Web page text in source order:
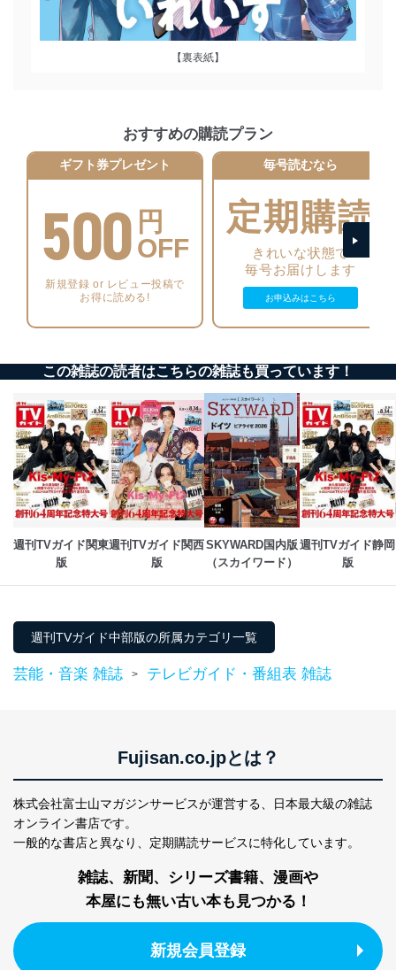
絡ください。
適切、かつ迅速に対応させていただきます。
株式会社富士山マガジンサービス 個人情報問い合わせ
cs@fujisan.co.jp
改訂：2025年2月20日
制定：2005年4月1日
株式会社富士山マガジンサービス
個人情報の取扱いについて
１．個人情報保護管理者
当社は以下の個人情報保護管理者を設置し、個人情報保
護管理者の責任のもと、個人情報を取得・アクセス・利
用・提供・管理いたします。
東京都渋谷区南平台町16-11
株式会社富士山マガジンサービス
代表取締役会長 西野 伸一郎
個人情報保護管理者: 経営管理グループディレクター 前
田 嘉也
２．利用目的
当社が取り扱う開示対象個人情報の利用目的は次のとお
りです。
No
個人情報の種類 利用目的
1
ービス等をご利用
の方の個人情報
購入商品の配送のため
商品代金回収のため
ｅメール等による商品、サービ
のため
個人が特定できない形で取得した
閲覧履歴や購買履歴等の情報を分
析して、趣味・嗜好に
質向上のため
3
当社カスタマーQ＆
Aサービス利用者
ｅメール等によるカスタマーQ＆A
ため
ス、キャンペーン等の広告に関す
るご案内のため
採用応募者の方の
当社の従業者の個
人事、総務などの雇用管理等のた
め
【裏表紙】
おすすめの購読プラン
ギフト券プレゼント
500 円
OFF
新規登録 or レビュー投稿で
お得に読める!
毎号読むなら
定期購読
きれいな状態で
毎号お届けします
お申込みはこちら
この雑誌の読者はこちらの雑誌も買っています！
週刊TVガイド関東
版
週刊TVガイド関西
版
SKYWARD国内版
（スカイワード）
週刊TVガイド静岡
版
週刊TVガイド中部版の所属カテゴリ一覧
芸能・音楽 雑誌 > テレビガイド・番組表 雑誌
Fujisan.co.jpとは？
株式会社富士山マガジンサービスが運営する、
日本最大級の雑誌
オンライン書店です。
一般的な書店と異なり、 定期購読サービスに特化しています。
雑誌、新聞、シリーズ書籍、漫画や
本屋にも無い古い本も見つかる！
新規会員登録